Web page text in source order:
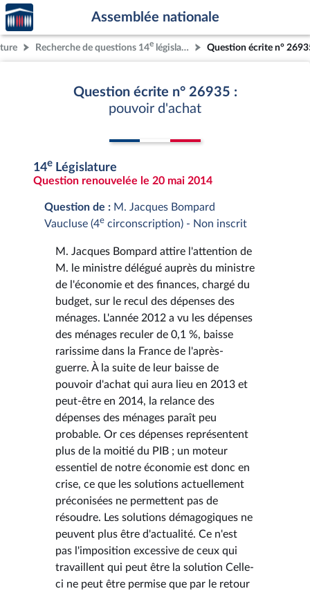
Aller au contenu
Aller en bas de la page
Accèder
à la
page
d'accueil
Assemblée nationale
Recherche de questions 14e législature Question écrite n°
Question écrite n° 26935 :
pouvoir d'achat
14e Législature
Question renouvelée le 20 mai 2014
Question de : M. Jacques Bompard
Vaucluse (4e circonscription) - Non inscrit
M. Jacques Bompard attire l'attention de
M. le ministre délégué auprès du ministre
de l'économie et des finances, chargé du
budget, sur le recul des dépenses des
ménages. L'année 2012 a vu les dépenses
des ménages reculer de 0,1 %, baisse
rarissime dans la France de l'après-
guerre. À la suite de leur baisse de
pouvoir d'achat qui aura lieu en 2013 et
peut-être en 2014, la relance des
dépenses des ménages paraît peu
probable. Or ces dépenses représentent
plus de la moitié du PIB ; un moteur
essentiel de notre économie est donc en
crise, ce que les solutions actuellement
préconisées ne permettent pas de
résoudre. Les solutions démagogiques ne
peuvent plus être d'actualité. Ce n'est
pas l'imposition excessive de ceux qui
travaillent qui peut être la solution Celle-
ci ne peut être permise que par le retour